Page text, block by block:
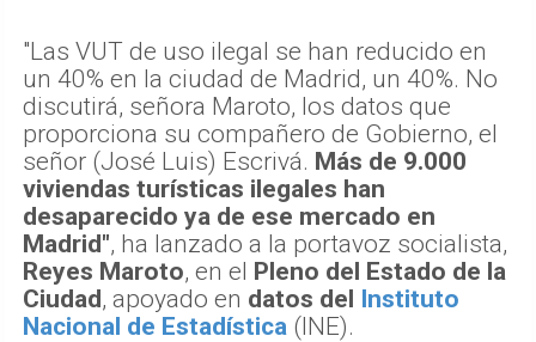
"Las VUT de uso ilegal se han reducido en
un 40% en la ciudad de Madrid, un 40%. No
discutirá, señora Maroto, los datos que
proporciona su compañero de Gobierno, el
señor (José Luis) Escrivá. Más de 9.000
viviendas turísticas ilegales han
desaparecido ya de ese mercado en
Madrid", ha lanzado a la portavoz socialista,
Reyes Maroto, en el Pleno del Estado de la
Ciudad, apoyado en datos del Instituto
Nacional de Estadística (INE).